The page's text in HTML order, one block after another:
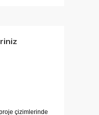
çizimlerinde